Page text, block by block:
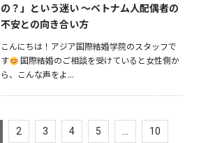
の？」という迷い 〜ベトナム人配偶者の
不安との向き合い方
こんにちは！アジア国際結婚学院のスタッフで
す
国際結婚のご相談を受けていると女性側か
ら、こんな声をよ...
2 3 4 5 ... 10